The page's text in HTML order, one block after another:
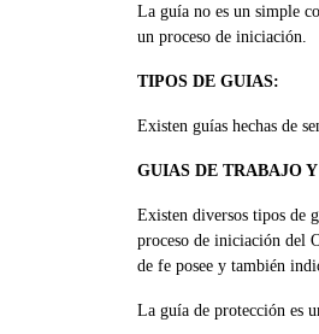
La guía no es un simple
un proceso de iniciación.
TIPOS DE GUIAS:
Existen guías hechas de
GUIAS DE TRABAJO
Existen diversos tipos de
proceso de iniciación del
de fe posee y también
La guía de protección es